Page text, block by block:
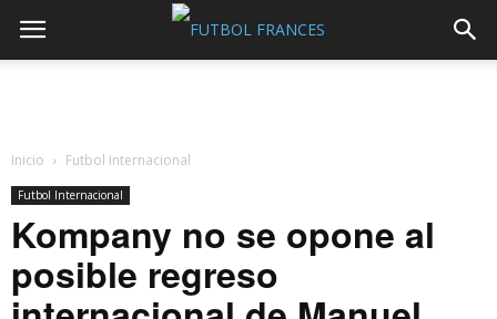
Inicio Futbol Internacional
Futbol Internacional
Kompany no se opone al
posible regreso